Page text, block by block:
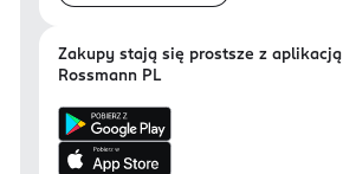
Zakupy stają się prostsze z aplikacją
Rossmann PL